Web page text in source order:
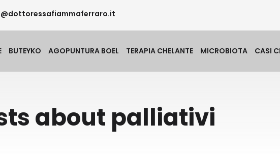
BUTEYKO AGOPUNTURA BOEL TERAPIA CHELANTE MICROBIOTA CASI
about palliativi